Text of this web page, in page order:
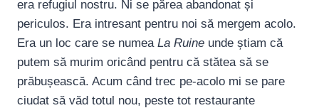
era refugiul nostru. Ni se părea abandonat și
periculos. Era intresant pentru noi să mergem acolo.
Era un loc care se numea La Ruine unde știam că
putem să murim oricând pentru că stătea să se
prăbușească. Acum când trec pe-acolo mi se pare
ciudat să văd totul nou, peste tot restaurante